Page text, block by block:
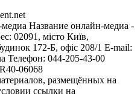
Название онлайн-медиа -
02091, місто Київ,
172-Б, офіс 208/1 E-mail:
Телефон: 044-205-43-00
06068
размещённых на
ссылки на